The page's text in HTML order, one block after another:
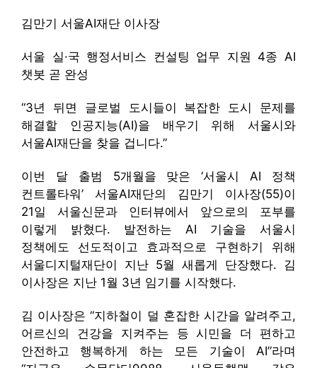
김만기 서울AI재단 이사장
서울 실·국 행정서비스 컨설팅 업무 지원 4종 AI
챗봇 곧 완성
“3년 뒤면 글로벌 도시들이 복잡한 도시 문제를
해결할 인공지능(AI)을 배우기 위해 서울시와
서울AI재단을 찾을 겁니다.”
이번 달 출범 5개월을 맞은 ‘서울시 AI 정책
컨트롤타워’ 서울AI재단의 김만기 이사장(55)이
21일 서울신문과 인터뷰에서 앞으로의 포부를
이렇게 밝혔다. 발전하는 AI 기술을 서울시
정책에도 선도적이고 효과적으로 구현하기 위해
서울디지털재단이 지난 5월 새롭게 단장했다. 김
이사장은 지난 1월 3년 임기를 시작했다.
김 이사장은 “지하철이 덜 혼잡한 시간을 알려주고,
어르신의 건강을 지켜주는 등 시민을 더 편하고
안전하고 행복하게 하는 모든 기술이 AI”라며